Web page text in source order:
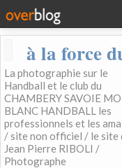
à la force
La photographie sur le
Handball et le club du
CHAMBERY SAVOIE
BLANC HANDBALL les
professionnels et les
/ site non officiel / le site
Jean Pierre RIBOLI /
Photographe